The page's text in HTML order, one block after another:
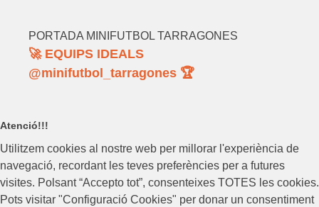
PORTADA MINIFUTBOL TARRAGONES
🚀 EQUIPS IDEALS
@minifutbol_tarragones 🏆
Atenció!!!
Utilitzem cookies al nostre web per millorar l'experiència de
navegació, recordant les teves preferències per a futures
visites. Polsant “Accepto tot”, consenteixes TOTES les cookies.
Pots visitar "Configuració Cookies" per donar un consentiment